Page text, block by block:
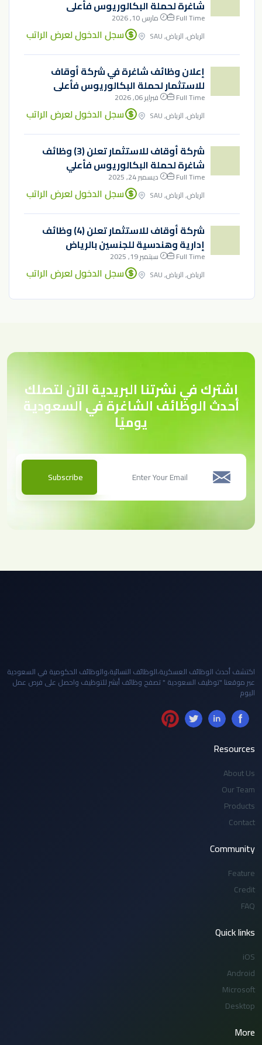
شاغرة لحملة البكالوريوس فأعلى
Full Time
مارس 10, 2026
الرياض, الرياض, SAU
سجل الدخول لعرض الراتب
إعلان وظائف شاغرة في شركة أوقاف
للاستثمار لحملة البكالوريوس فأعلى
Full Time
فبراير 06, 2026
الرياض, الرياض, SAU
سجل الدخول لعرض الراتب
شركة أوقاف للاستثمار تعلن (3) وظائف
شاغرة لحملة البكالوريوس فأعلي
Full Time
ديسمبر 24, 2025
الرياض, الرياض, SAU
سجل الدخول لعرض الراتب
شركة أوقاف للاستثمار تعلن (4) وظائف
إدارية وهندسية للجنسين بالرياض
Full Time
سبتمبر 19, 2025
الرياض, الرياض, SAU
سجل الدخول لعرض الراتب
اشترك في نشرتنا البريدية الآن لتصلك
أحدث الوظائف الشاغرة في السعودية
يوميًا
Subscribe
اكتشف أحدث الوظائف العسكرية،الوظائف النسائية،والوظائف الحكومية في السعودية
عبر موقعنا "توظيف السعودية " تصفح وظائف أبشر للتوظيف واحصل على فرص عمل
اليوم
Resources
About Us
Our Team
Products
Contact
Community
Feature
Credit
FAQ
Quick links
iOS
Android
Microsoft
Desktop
More